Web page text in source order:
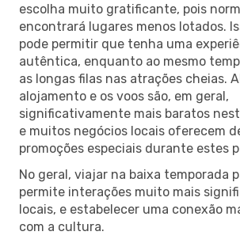
escolha muito gratificante, pois
encontrará lugares menos lotados.
pode permitir que tenha uma
autêntica, enquanto ao mesmo
as longas filas nas atrações cheias.
alojamento e os voos são, em geral,
significativamente mais baratos
e muitos negócios locais oferecem
promoções especiais durante estes
No geral, viajar na baixa temporada
permite interações muito mais
locais, e estabelecer uma conexão
com a cultura.